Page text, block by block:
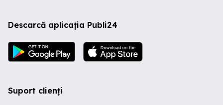
Descarcă aplicația Publi24
Suport clienți